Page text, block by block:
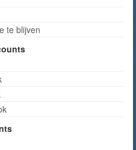
te blijven